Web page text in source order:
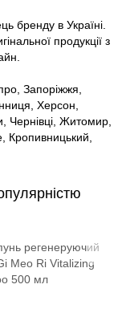
бренду в Україні.
продукції з
Запоріжжя,
Херсон,
Чернівці, Житомир,
Кропивницький,